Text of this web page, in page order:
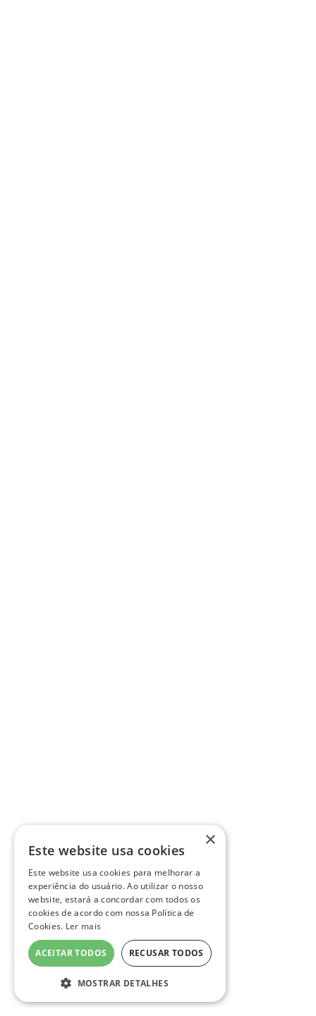
×
Este website usa cookies
Este website usa cookies para melhorar a
experiência do usuário. Ao utilizar o nosso
website, estará a concordar com todos os
cookies de acordo com nossa Política de
Cookies. Ler mais
ACEITAR TODOS RECUSAR TODOS
MOSTRAR DETALHES